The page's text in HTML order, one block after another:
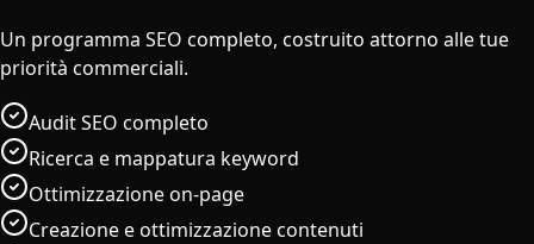
Un programma SEO completo, costruito attorno alle tue
priorità commerciali.
Audit SEO completo
Ricerca e mappatura keyword
Ottimizzazione on-page
Creazione e ottimizzazione contenuti